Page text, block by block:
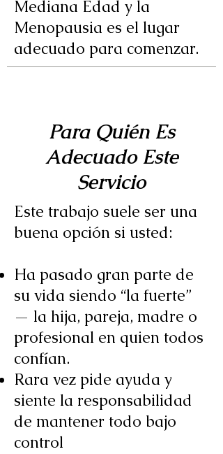
Mediana Edad y la
Menopausia es el lugar
adecuado para comenzar.
Para Quién Es
Adecuado Este
Servicio
Este trabajo suele ser una
buena opción si usted:
Ha pasado gran parte de
su vida siendo “la fuerte”
— la hija, pareja, madre o
profesional en quien todos
confían.​
Rara vez pide ayuda y
siente la responsabilidad
de mantener todo bajo
control